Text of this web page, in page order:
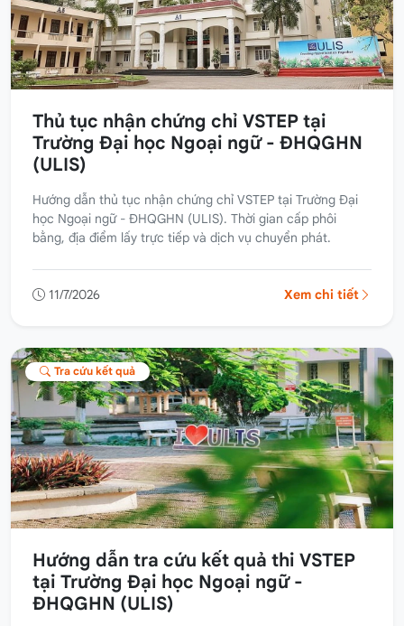
Thủ tục nhận chứng chỉ VSTEP tại
Trường Đại học Ngoại ngữ - ĐHQGHN
(ULIS)
Hướng dẫn thủ tục nhận chứng chỉ VSTEP tại Trường Đại
học Ngoại ngữ - ĐHQGHN (ULIS). Thời gian cấp phôi
bằng, địa điểm lấy trực tiếp và dịch vụ chuyển phát.
11/7/2026 Xem chi tiết
Tra cứu kết quả
Hướng dẫn tra cứu kết quả thi VSTEP
tại Trường Đại học Ngoại ngữ -
ĐHQGHN (ULIS)